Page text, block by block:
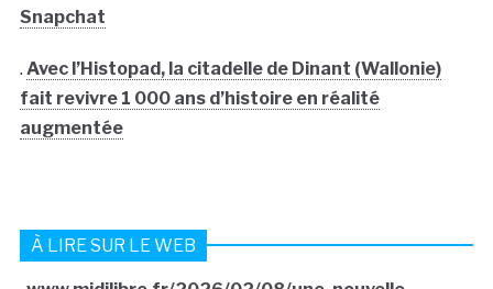
Snapchat
. Avec l’Histopad, la citadelle de Dinant (Wallonie)
fait revivre 1 000 ans d’histoire en réalité
augmentée
À LIRE SUR LE WEB